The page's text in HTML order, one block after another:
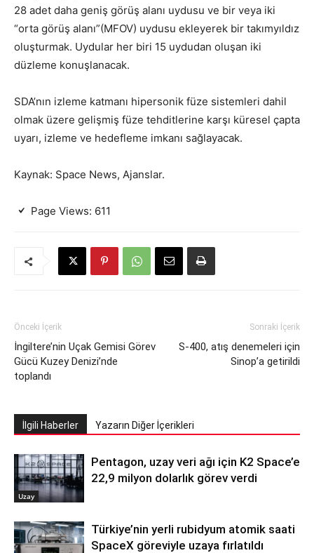
28 adet daha geniş görüş alanı uydusu ve bir veya iki
“orta görüş alanı”(MFOV) uydusu ekleyerek bir takımyıldız
oluşturmak. Uydular her biri 15 uydudan oluşan iki
düzleme konuşlanacak.
SDA’nın izleme katmanı hipersonik füze sistemleri dahil
olmak üzere gelişmiş füze tehditlerine karşı küresel çapta
uyarı, izleme ve hedefleme imkanı sağlayacak.
Kaynak: Space News, Ajanslar.
Page Views: 611
Önceki İçerik
İngiltere’nin Uçak Gemisi Görev
Gücü Kuzey Denizi’nde
toplandı
Sonraki İçerik
S-400, atış denemeleri için
Sinop’a getirildi
İlgili Haberler Yazarın Diğer İçerikleri
Uzay
Pentagon, uzay veri ağı için K2 Space’e
22,9 milyon dolarlık görev verdi
Türkiye’nin yerli rubidyum atomik saati
SpaceX göreviyle uzaya fırlatıldı